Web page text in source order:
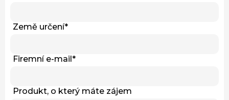
Země určení*
Firemní e-mail*
Produkt, o který máte zájem